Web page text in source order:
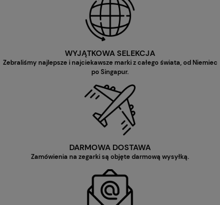
WYJĄTKOWA SELEKCJA
Zebraliśmy najlepsze i najciekawsze marki z całego świata, od Niemiec
po Singapur.
DARMOWA DOSTAWA
Zamówienia na zegarki są objęte darmową wysyłką.